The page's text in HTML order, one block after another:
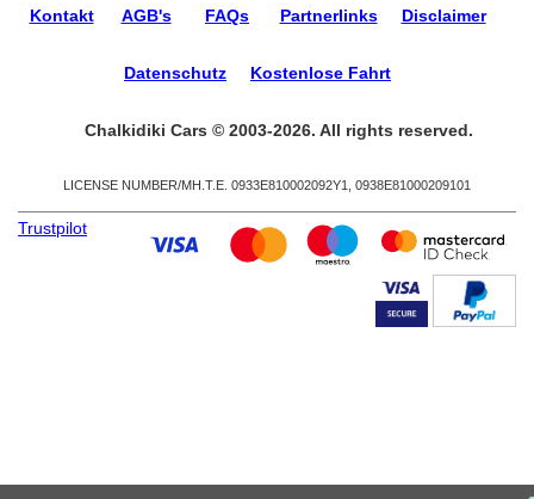
Kontakt AGB's FAQs Partnerlinks Disclaimer
Datenschutz Kostenlose Fahrt
Chalkidiki Cars © 2003-2026. All rights reserved.
LICENSE NUMBER/ΜΗ.Τ.Ε. 0933Ε810002092Υ1, 0938Ε81000209101
Trustpilot